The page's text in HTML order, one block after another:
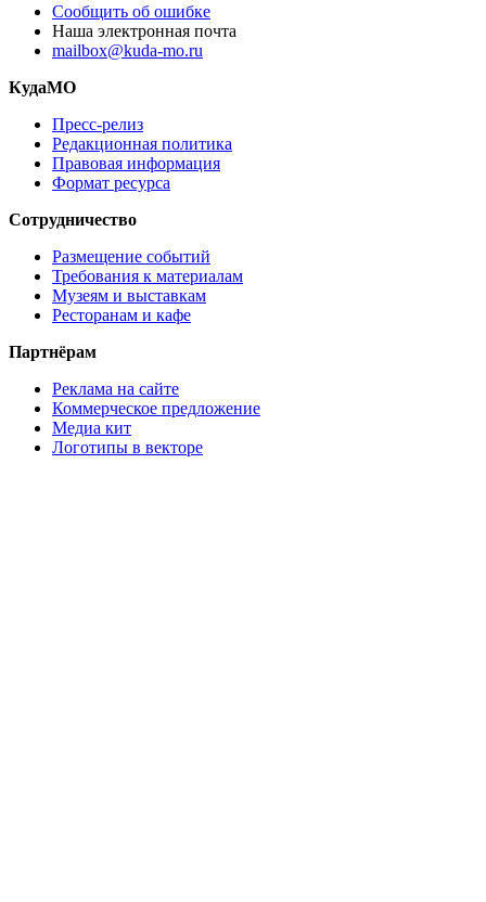
Сообщить об ошибке
Наша электронная почта
mailbox@kuda-mo.ru
КудаМО
Пресс-релиз
Редакционная политика
Правовая информация
Формат ресурса
Сотрудничество
Размещение событий
Требования к материалам
Музеям и выставкам
Ресторанам и кафе
Партнёрам
Реклама на сайте
Коммерческое предложение
Медиа кит
Логотипы в векторе